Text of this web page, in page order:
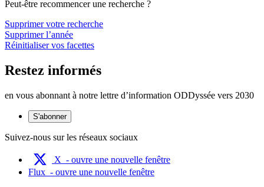
Peut-être recommencer une recherche ?
Supprimer votre recherche
Supprimer l’année
Réinitialiser vos facettes
Restez informés
en vous abonnant à notre lettre d’information ODDyssée vers 2030
S'abonner
Suivez-nous sur les réseaux sociaux
X - ouvre une nouvelle fenêtre
Flux - ouvre une nouvelle fenêtre